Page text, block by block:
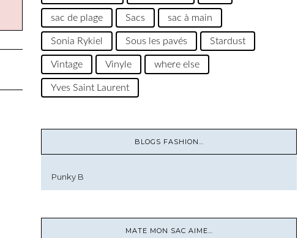
sac de plage Sacs sac à main
Sonia Rykiel Sous les pavés Stardust
Vintage Vinyle where else
Yves Saint Laurent
BLOGS FASHION…
Punky B
MATE MON SAC AIME…